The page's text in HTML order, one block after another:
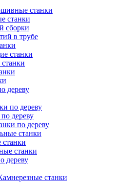
станки
станки
сборки
в трубе
дереву
по дереву
дереву
по дереву
станки
станки
дереву
станки